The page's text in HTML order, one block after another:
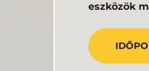
eszközök